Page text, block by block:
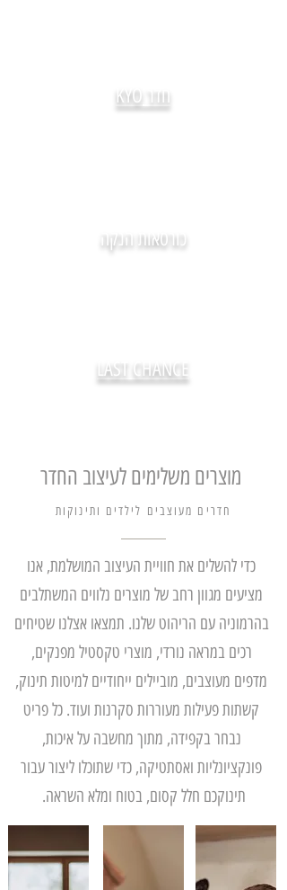
חדר KYO
כורסאות הנקה
LAST CHANCE
חדרים מעוצבים לילדים ותינוקות
כדי להשלים את חוויית העיצוב המושלמת, אנו
מציעים מגוון רחב של מוצרים נלווים המשתלבים
בהרמוניה עם הריהוט שלנו. תמצאו אצלנו שטיחים
רכים במראה נורדי, מוצרי טקסטיל מפנקים,
מדפים מעוצבים, מוביילים ייחודיים למיטות תינוק,
קשתות פעילות מעוררות סקרנות ועוד. כל פריט
נבחר בקפידה, מתוך מחשבה על איכות,
פונקציונליות ואסתטיקה, כדי שתוכלו ליצור עבור
תינוקכם חלל קסום, בטוח ומלא השראה.